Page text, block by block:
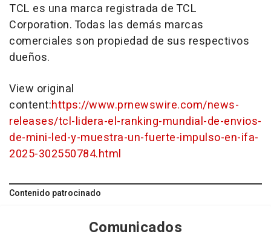
TCL es una marca registrada de TCL
Corporation. Todas las demás marcas
comerciales son propiedad de sus respectivos
dueños.
View original
content:https://www.prnewswire.com/news-
releases/tcl-lidera-el-ranking-mundial-de-envios-
de-mini-led-y-muestra-un-fuerte-impulso-en-ifa-
2025-302550784.html
Contenido patrocinado
Comunicados